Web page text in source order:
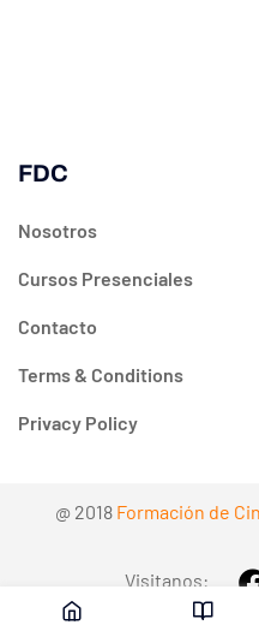
FDC
Nosotros
Cursos Presenciales
Contacto
Terms & Conditions
Privacy Policy
@ 2018 Formación de
Visitanos: